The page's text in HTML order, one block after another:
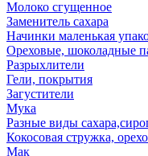
Молоко сгущенное
Заменитель сахара
Начинки маленькая
Ореховые, шоколадные
Разрыхлители
Гели, покрытия
Загустители
Мука
Разные виды
Кокосовая стружка,
Мак